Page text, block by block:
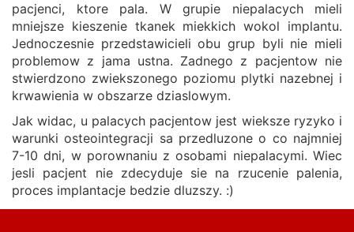
pacjenci, ktore pala. W grupie niepalacych mieli
mniejsze kieszenie tkanek miekkich wokol implantu.
Jednoczesnie przedstawicieli obu grup byli nie mieli
problemow z jama ustna. Zadnego z pacjentow nie
stwierdzono zwiekszonego poziomu plytki nazebnej i
krwawienia w obszarze dziaslowym.
Jak widac, u palacych pacjentow jest wieksze ryzyko i
warunki osteointegracji sa przedluzone o co najmniej
7-10 dni, w porownaniu z osobami niepalacymi. Wiec
jesli pacjent nie zdecyduje sie na rzucenie palenia,
proces implantacje bedzie dluzszy. :)